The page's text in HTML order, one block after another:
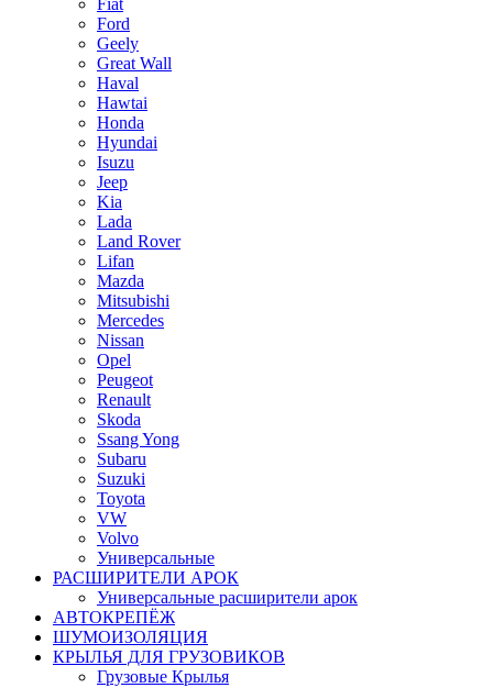
Fiat
Ford
Geely
Great Wall
Haval
Hawtai
Honda
Hyundai
Isuzu
Jeep
Kia
Lada
Land Rover
Lifan
Mazda
Mitsubishi
Mercedes
Nissan
Opel
Peugeot
Renault
Skoda
Ssang Yong
Subaru
Suzuki
Toyota
VW
Volvo
Универсальные
РАСШИРИТЕЛИ АРОК
Универсальные расширители арок
АВТОКРЕПЁЖ
ШУМОИЗОЛЯЦИЯ
КРЫЛЬЯ ДЛЯ ГРУЗОВИКОВ
Грузовые Крылья